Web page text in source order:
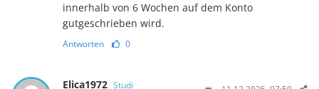
innerhalb von 6 Wochen auf dem Konto
gutgeschrieben wird.
Antworten 0
Elica1972 Studi